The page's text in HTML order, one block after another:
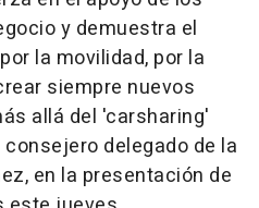
y demuestra el
la movilidad, por la
siempre nuevos
allá del 'carsharing'
delegado de la
en la presentación de